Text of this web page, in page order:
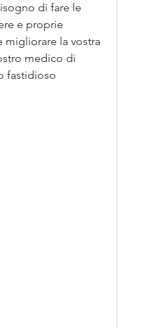
di fare le
e proprie
la vostra
medico di
fastidioso